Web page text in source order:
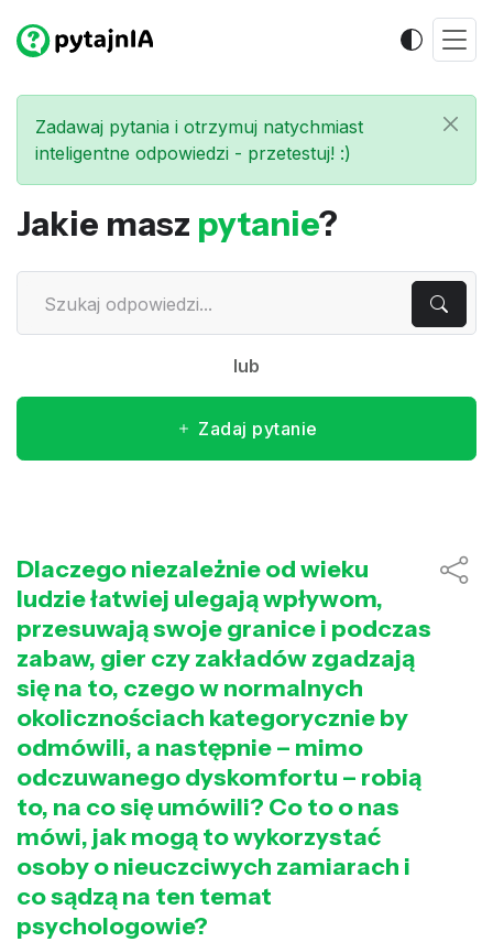
Zadawaj pytania i otrzymuj natychmiast
inteligentne odpowiedzi - przetestuj! :)
Jakie masz pytanie?
lub
Zadaj pytanie
Dlaczego niezależnie od wieku
ludzie łatwiej ulegają wpływom,
przesuwają swoje granice i podczas
zabaw, gier czy zakładów zgadzają
się na to, czego w normalnych
okolicznościach kategorycznie by
odmówili, a następnie – mimo
odczuwanego dyskomfortu – robią
to, na co się umówili? Co to o nas
mówi, jak mogą to wykorzystać
osoby o nieuczciwych zamiarach i
co sądzą na ten temat
psychologowie?